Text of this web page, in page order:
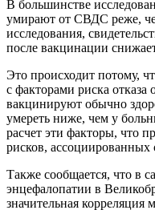
В большинстве
умирают от СВДС реже,
исследования,
после вакцинации
Это происходит потому,
с факторами риска
вакцинируют обычно
умереть ниже, чем у
расчет эти факторы, что
рисков, ассоциированных
Также сообщается, что в
энцефалопатии в
значительная